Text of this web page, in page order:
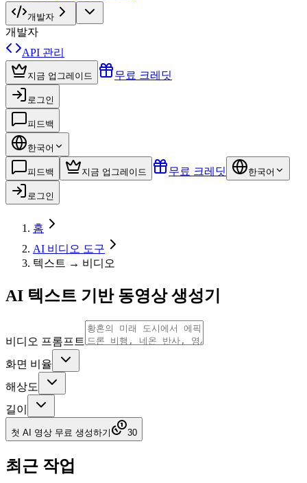
개발자
개발자
API 관리
지금 업그레이드 무료 크레딧
로그인
피드백
한국어
피드백 지금 업그레이드 무료 크레딧 한국어
로그인
홈
AI 비디오 도구
텍스트 → 비디오
AI 텍스트 기반 동영상 생성기
비디오 프롬프트
화면 비율
해상도
길이
첫 AI 영상 무료 생성하기 30
최근 작업